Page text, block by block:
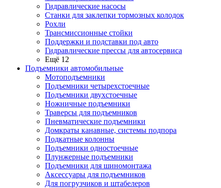
Гидравлические насосы
Cтанки для заклепки тормозных колодок
Рохли
Трансмиссионные стойки
Поддержки и подставки под авто
Гидравлические прессы для автосервиса
Ещё 12
Подъемники автомобильные
Мотоподъемники
Подъемники четырехстоечные
Подъемники двухстоечные
Ножничные подъемники
Траверсы для подъемников
Пневматические подъемники
Домкраты канавные, системы подпора
Подкатные колонны
Подъемники одностоечные
Плунжерные подъемники
Подъемники для шиномонтажа
Аксессуары для подъемников
Для погрузчиков и штабелеров